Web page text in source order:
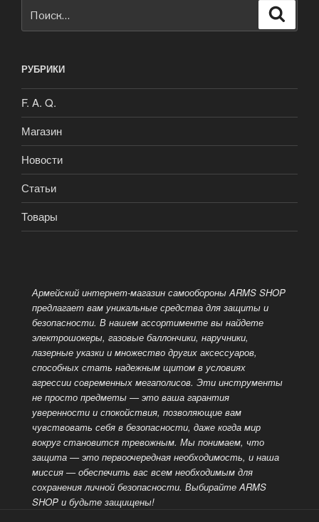
РУБРИКИ
F. A. Q.
Магазин
Новости
Статьи
Товары
Армейский интернет-магазин самообороны ARMS SHOP
предлагает вам уникальные средства для защиты и
безопасности. В нашем ассортименте вы найдете
электрошокеры, газовые баллончики, наручники,
лазерные указки и множество других аксессуаров,
способных стать надежным щитом в условиях
агрессии современных мегаполисов. Эти инструменты
не просто предметы — это ваша гарантия
уверенности и спокойствия, позволяющие вам
чувствовать себя в безопасности, даже когда мир
вокруг становится тревожным. Мы понимаем, что
защита — это первоочередная необходимость, и наша
миссия — обеспечить вас всем необходимым для
сохранения личной безопасности. Выбирайте ARMS
SHOP и будьте защищены!